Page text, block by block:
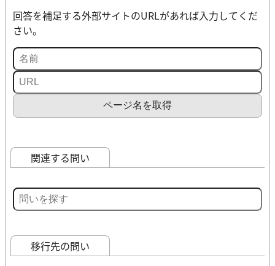
回答を補足する外部サイトのURLがあれば入力してくだ
さい。
ページ名を取得
関連する問い
移行先の問い